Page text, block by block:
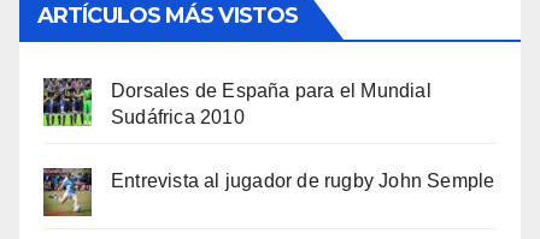
ARTÍCULOS MÁS VISTOS
Dorsales de España para el Mundial
Sudáfrica 2010
Entrevista al jugador de rugby John Semple